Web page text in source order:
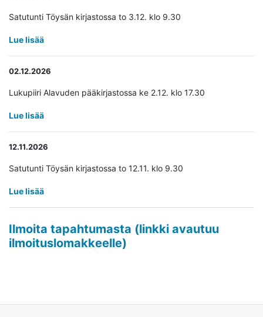
Satutunti Töysän kirjastossa to 3.12. klo 9.30
Lue lisää
02.12.2026
Lukupiiri Alavuden pääkirjastossa ke 2.12. klo 17.30
Lue lisää
12.11.2026
Satutunti Töysän kirjastossa to 12.11. klo 9.30
Lue lisää
Ilmoita tapahtumasta (linkki avautuu
ilmoituslomakkeelle)